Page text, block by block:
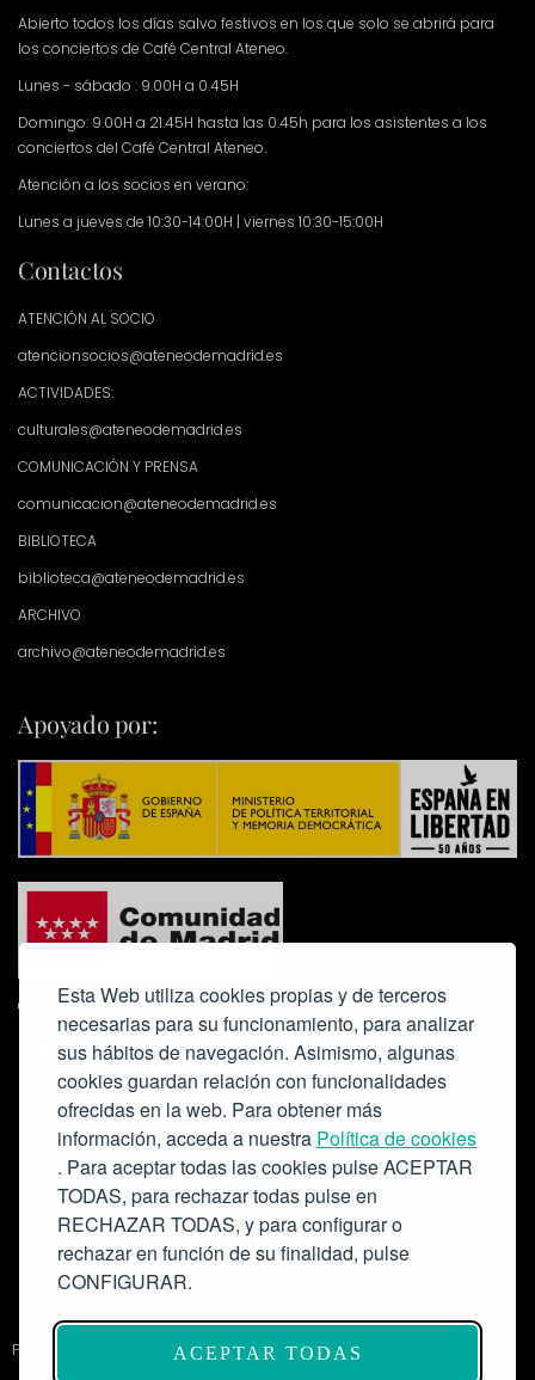
Esta Web utiliza cookies propias y de terceros
necesarias para su funcionamiento, para analizar
sus hábitos de navegación. Asimismo, algunas
cookies guardan relación con funcionalidades
ofrecidas en la web. Para obtener más
información, acceda a nuestra Política de cookies
. Para aceptar todas las cookies pulse ACEPTAR
TODAS, para rechazar todas pulse en
RECHAZAR TODAS, y para configurar o
rechazar en función de su finalidad, pulse
CONFIGURAR.
ACEPTAR TODAS
Abierto todos los días salvo festivos en los que solo se abrirá para
los conciertos de Café Central Ateneo.
Lunes - sábado : 9.00H a 0.45H
Domingo: 9.00H a 21.45H hasta las 0.45h para los asistentes a los
conciertos del Café Central Ateneo.
Atención a los socios en verano:
Lunes a jueves de 10:30-14:00H | viernes 10:30-15:00H
Contactos
ATENCIÓN AL SOCIO
atencionsocios@ateneodemadrid.es
ACTIVIDADES:
culturales@ateneodemadrid.es
COMUNICACIÓN Y PRENSA
comunicacion@ateneodemadrid.es
BIBLIOTECA
biblioteca@ateneodemadrid.es
ARCHIVO
archivo@ateneodemadrid.es
Apoyado por:
Colabora:
Proyecto de modernización de infraestructuras y digitalización del
Salón de Actos del Ateneo de Madrid como espacio escénico-musical.